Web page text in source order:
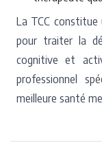
La TCC constitue
pour traiter la
cognitive et
professionnel
meilleure santé